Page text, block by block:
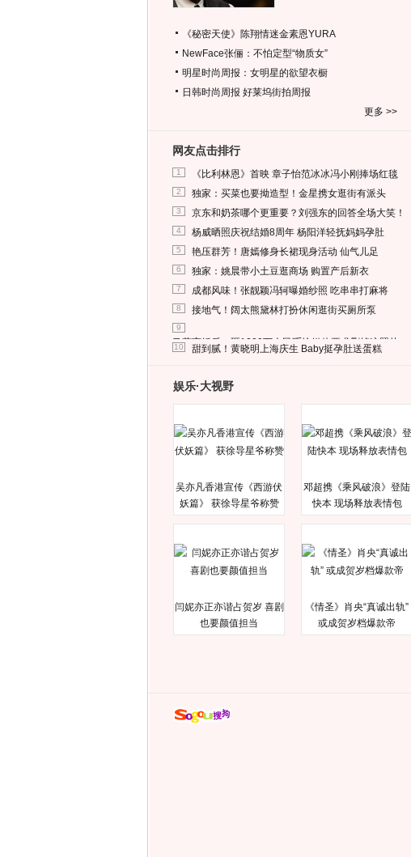
《秘密天使》陈翔情迷金素恩YURA
NewFace张俪：不怕定型“物质女”
明星时尚周报：女明星的欲望衣橱
日韩时尚周报 好莱坞街拍周报
更多 >>
网友点击排行
1 《比利林恩》首映 章子怡范冰冰冯小刚捧场红毯
2 独家：买菜也要拗造型！金星携女逛街有派头
3 京东和奶茶哪个更重要？刘强东的回答全场大笑！
4 杨威晒照庆祝结婚8周年 杨阳洋轻抚妈妈孕肚
5 艳压群芳！唐嫣修身长裙现身活动 仙气儿足
6 独家：姚晨带小土豆逛商场 购置产后新衣
7 成都风味！张靓颖冯轲曝婚纱照 吃串串打麻将
8 接地气！阔太熊黛林打扮休闲逛街买厕所泵
9
马蓉离婚后，砸1000万人民币给媒体要求删掉这照片
10 甜到腻！黄晓明上海庆生 Baby挺孕肚送蛋糕
娱乐·大视野
吴亦凡香港宣传《西游伏
妖篇》 获徐导星爷称赞
邓超携《乘风破浪》登陆
快本 现场释放表情包
闫妮亦正亦谐占贺岁 喜剧
也要颜值担当
《情圣》肖央“真诚出轨”
或成贺岁档爆款帝